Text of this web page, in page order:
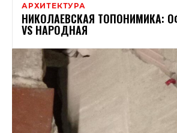
АРХИТЕКТУРА
НИКОЛАЕВСКАЯ ТОПОНИМИКА:
VS НАРОДНАЯ